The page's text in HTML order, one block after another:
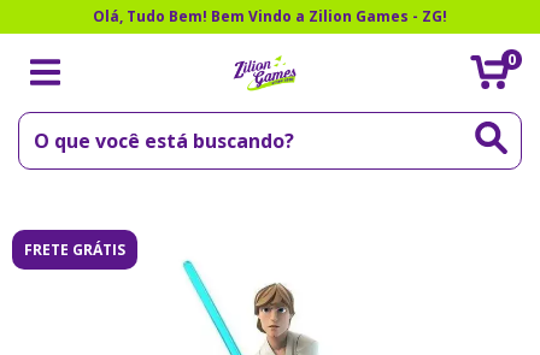
Olá, Tudo Bem! Bem Vindo a Zilion Games - ZG!
0
FRETE GRÁTIS